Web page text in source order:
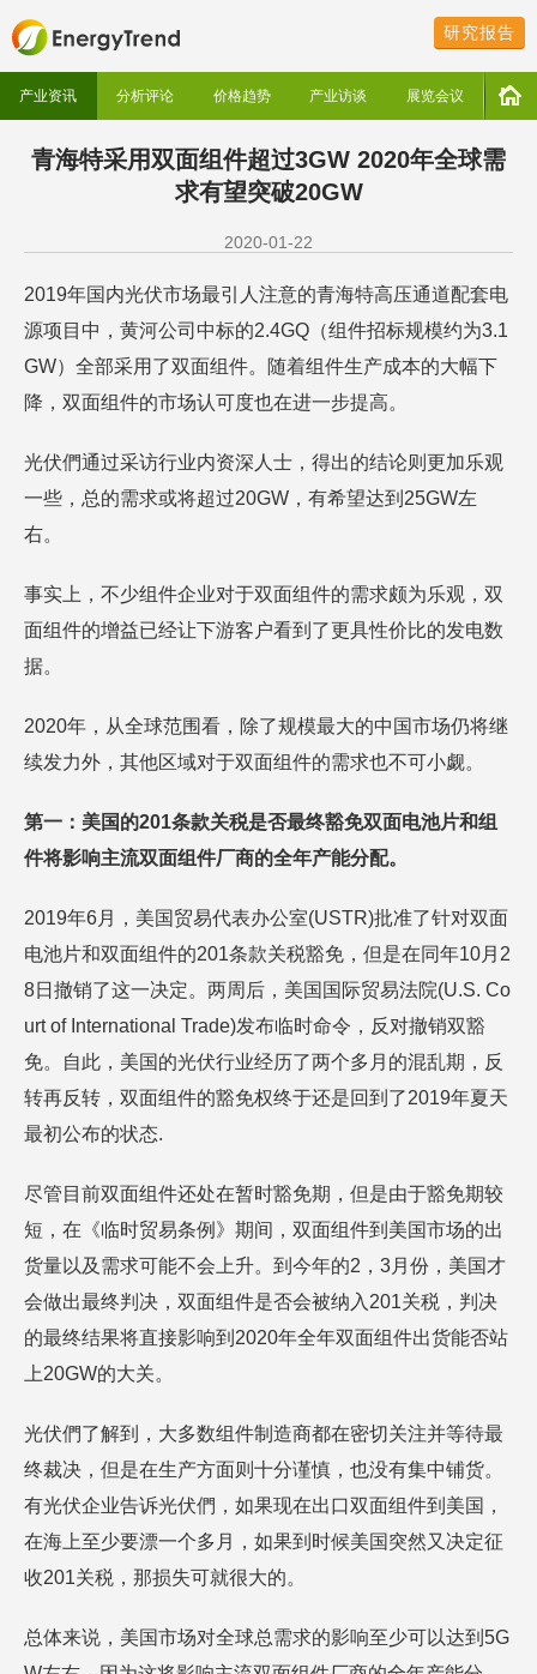
研究报告
产业资讯 分析评论 价格趋势 产业访谈 展览会议
青海特采用双面组件超过3GW 2020年全球需
求有望突破20GW
2020-01-22
2019年国内光伏市场最引人注意的青海特高压通道配套电
源项目中，黄河公司中标的2.4GQ（组件招标规模约为3.1
GW）全部采用了双面组件。随着组件生产成本的大幅下
降，双面组件的市场认可度也在进一步提高。
光伏們通过采访行业内资深人士，得出的结论则更加乐观
一些，总的需求或将超过20GW，有希望达到25GW左
右。
事实上，不少组件企业对于双面组件的需求颇为乐观，双
面组件的增益已经让下游客户看到了更具性价比的发电数
据。
2020年，从全球范围看，除了规模最大的中国市场仍将继
续发力外，其他区域对于双面组件的需求也不可小觑。
第一：美国的201条款关税是否最终豁免双面电池片和组
件将影响主流双面组件厂商的全年产能分配。
2019年6月，美国贸易代表办公室(USTR)批准了针对双面
电池片和双面组件的201条款关税豁免，但是在同年10月2
8日撤销了这一决定。两周后，美国国际贸易法院(U.S. Co
urt of International Trade)发布临时命令，反对撤销双豁
免。自此，美国的光伏行业经历了两个多月的混乱期，反
转再反转，双面组件的豁免权终于还是回到了2019年夏天
最初公布的状态.
尽管目前双面组件还处在暂时豁免期，但是由于豁免期较
短，在《临时贸易条例》期间，双面组件到美国市场的出
货量以及需求可能不会上升。到今年的2，3月份，美国才
会做出最终判决，双面组件是否会被纳入201关税，判决
的最终结果将直接影响到2020年全年双面组件出货能否站
上20GW的大关。
光伏們了解到，大多数组件制造商都在密切关注并等待最
终裁决，但是在生产方面则十分谨慎，也没有集中铺货。
有光伏企业告诉光伏們，如果现在出口双面组件到美国，
在海上至少要漂一个多月，如果到时候美国突然又决定征
收201关税，那损失可就很大的。
总体来说，美国市场对全球总需求的影响至少可以达到5G